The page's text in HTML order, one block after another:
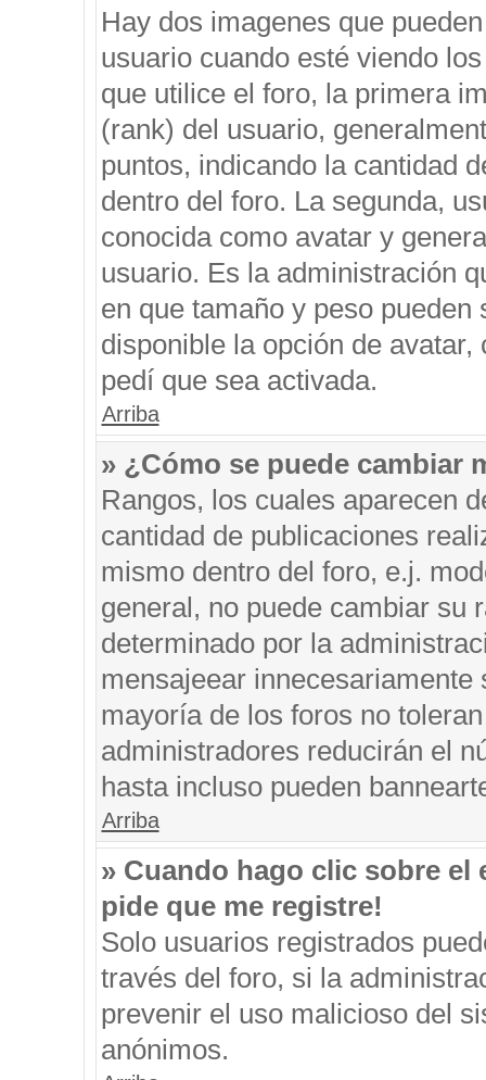
Hay dos imagenes que
usuario cuando esté viendo
que utilice el foro, la primera
(rank) del usuario,
puntos, indicando la cantidad
dentro del foro. La segunda,
conocida como avatar y
usuario. Es la administración
en que tamaño y peso
disponible la opción de
pedí que sea activada.
Arriba
» ¿Cómo se puede cambiar
Rangos, los cuales aparecen
cantidad de publicaciones
mismo dentro del foro, e.j.
general, no puede cambiar su
determinado por la
mensajeear
mayoría de los foros no
administradores reducirán el
hasta incluso pueden
Arriba
» Cuando hago clic sobre el
pide que me registre!
Solo usuarios registrados
través del foro, si la
prevenir el uso malicioso del
anónimos.